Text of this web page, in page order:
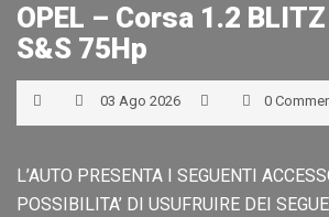
OPEL – Corsa 1.2
S&S 75Hp
03 Ago 2026 0
L’AUTO PRESENTA I SEGUENTI
POSSIBILITA’ DI USUFRUIRE DEI